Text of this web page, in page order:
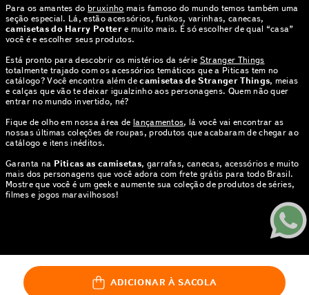
ADICIONAR À SACOLA
Para os amantes dobruxinho mais famoso do mundo temos também uma
seção especial. Lá, estão acessórios, funkos, varinhas, canecas,
camisetas do Harry Potter e muito mais. É só escolher de qual “casa”
você é e escolher seus produtos.
Está pronto para descobrir os mistérios da série Stranger Things
totalmente trajado com os acessórios temáticos que a Piticas tem no
catálogo? Você encontra além decamisetas de Stranger Things, meias
e calças que vão te deixar igualzinho aos personagens. Quem não quer
entrar no mundo invertido, né?
Fique de olho em nossa área de lançamentos, lá você vai encontrar as
nossas últimas coleções de roupas, produtos que acabaram de chegar ao
catálogo e itens inéditos.
Garanta na Piticas as camisetas, garrafas, canecas, acessórios e muito
mais dos personagens que você adora com frete grátis para todo Brasil.
Mostre que você é um geek e aumente sua coleção de produtos de séries,
filmes e jogos maravilhosos!
ROD SP 255 KM 169, LOTE GLEBA A5 E B, ÁREA RURAL DE BARRA
BONITA | BARRA BONITA - SP | CEP 17349-899